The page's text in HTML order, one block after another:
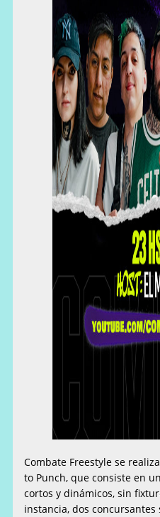
Combate Freestyle se
to Punch, que consiste en
cortos y dinámicos, sin
instancia, dos